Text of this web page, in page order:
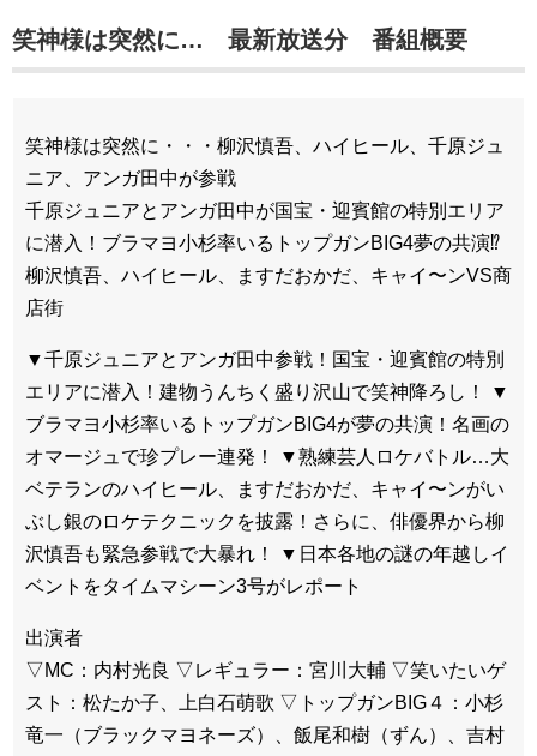
笑神様は突然に… 最新放送分 番組概要
笑神様は突然に・・・柳沢慎吾、ハイヒール、千原ジュ
ニア、アンガ田中が参戦
千原ジュニアとアンガ田中が国宝・迎賓館の特別エリア
に潜入！ブラマヨ小杉率いるトップガンBIG4夢の共演⁉
柳沢慎吾、ハイヒール、ますだおかだ、キャイ〜ンVS商
店街
▼千原ジュニアとアンガ田中参戦！国宝・迎賓館の特別
エリアに潜入！建物うんちく盛り沢山で笑神降ろし！ ▼
ブラマヨ小杉率いるトップガンBIG4が夢の共演！名画の
オマージュで珍プレー連発！ ▼熟練芸人ロケバトル…大
ベテランのハイヒール、ますだおかだ、キャイ〜ンがい
ぶし銀のロケテクニックを披露！さらに、俳優界から柳
沢慎吾も緊急参戦で大暴れ！ ▼日本各地の謎の年越しイ
ベントをタイムマシーン3号がレポート
出演者
▽MC：内村光良 ▽レギュラー：宮川大輔 ▽笑いたいゲ
スト：松たか子、上白石萌歌 ▽トップガンBIG４：小杉
竜一（ブラックマヨネーズ）、飯尾和樹（ずん）、吉村